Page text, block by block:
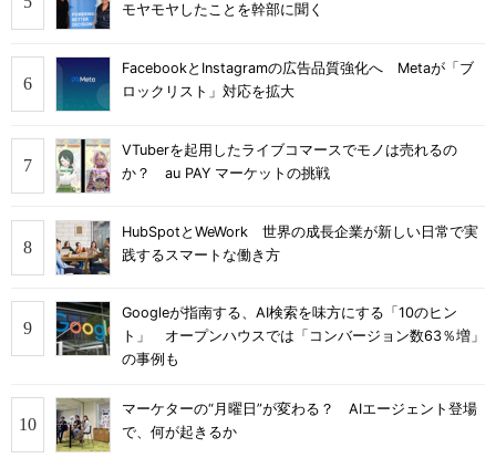
モヤモヤしたことを幹部に聞く
FacebookとInstagramの広告品質強化へ Metaが「ブ
ロックリスト」対応を拡大
VTuberを起用したライブコマースでモノは売れるの
か？ au PAY マーケットの挑戦
HubSpotとWeWork 世界の成長企業が新しい日常で実
践するスマートな働き方
Googleが指南する、AI検索を味方にする「10のヒン
ト」 オープンハウスでは「コンバージョン数63％増」
の事例も
マーケターの“月曜日”が変わる？ AIエージェント登場
で、何が起きるか